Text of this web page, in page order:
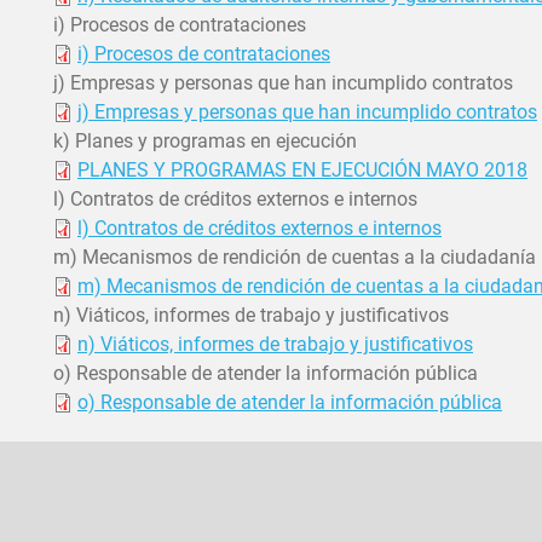
i) Procesos de contrataciones
i) Procesos de contrataciones
j) Empresas y personas que han incumplido contratos
j) Empresas y personas que han incumplido contratos
k) Planes y programas en ejecución
PLANES Y PROGRAMAS EN EJECUCIÓN MAYO 2018
l) Contratos de créditos externos e internos
l) Contratos de créditos externos e internos
m) Mecanismos de rendición de cuentas a la ciudadanía
m) Mecanismos de rendición de cuentas a la
n) Viáticos, informes de trabajo y justificativos
n) Viáticos, informes de trabajo y justificativos
o) Responsable de atender la información pública
o) Responsable de atender la información pública